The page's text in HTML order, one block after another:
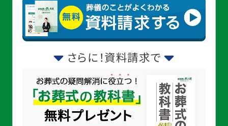
さらに！資料請求で